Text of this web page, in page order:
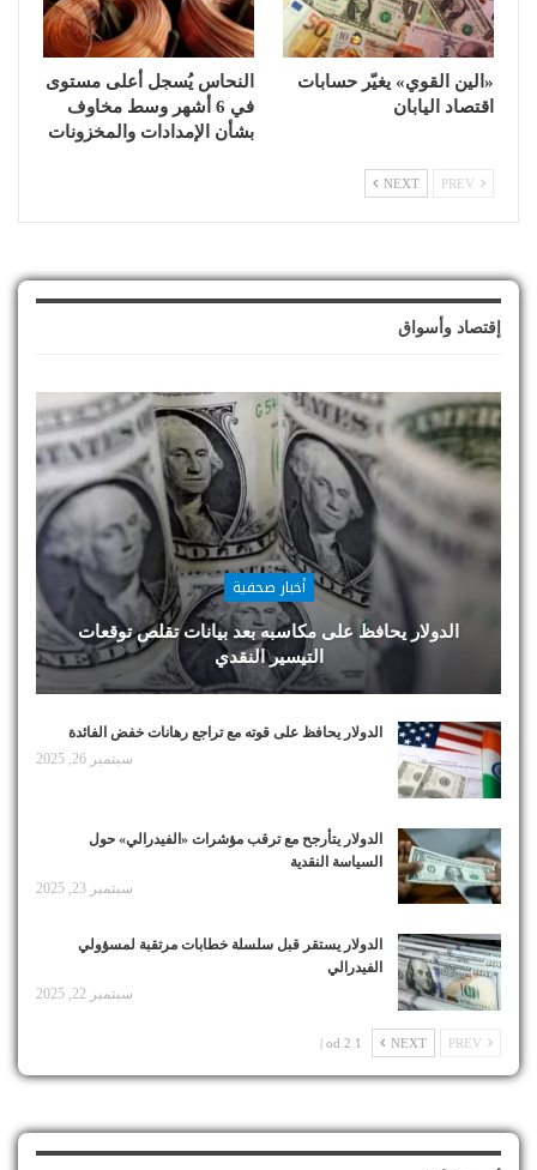
«الين القوي» يغيّر حسابات
اقتصاد اليابان
النحاس يُسجل أعلى مستوى
في 6 أشهر وسط مخاوف
بشأن الإمدادات والمخزونات
NEXT
إقتصاد وأسواق
أخبار صحفية
الدولار يحافظ على مكاسبه بعد بيانات تقلص توقعات
التيسير النقدي
الدولار يحافظ على قوته مع تراجع رهانات خفض الفائدة
سبتمبر 26, 2025
الدولار يتأرجح مع ترقب مؤشرات «الفيدرالي» حول
السياسة النقدية
سبتمبر 23, 2025
الدولار يستقر قبل سلسلة خطابات مرتقبة لمسؤولي
الفيدرالي
سبتمبر 22, 2025
NEXT
1 od 2 |